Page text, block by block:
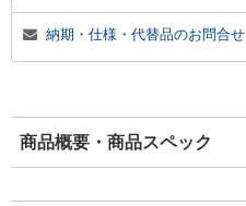
納期・仕様・代替品のお問合せ
商品概要・商品スペック